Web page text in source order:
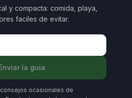
y compacta: comida, playa,
faciles de evitar.
la guia
ocasionales de